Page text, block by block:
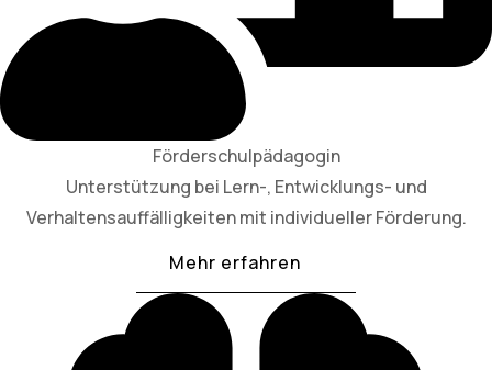
Förderschulpädagogin
Unterstützung bei Lern-, Entwicklungs- und
Verhaltensauffälligkeiten mit individueller Förderung.
Mehr erfahren